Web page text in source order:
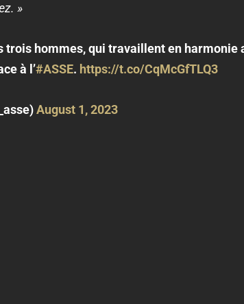
»
trois hommes, qui travaillent en harmonie
à l’#ASSE. https://t.co/CqMcGfTLQ3
August 1, 2023